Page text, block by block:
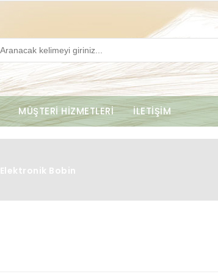
MÜŞTERİ HİZMETLERİ İLETİŞİM
Elektronik Bobin